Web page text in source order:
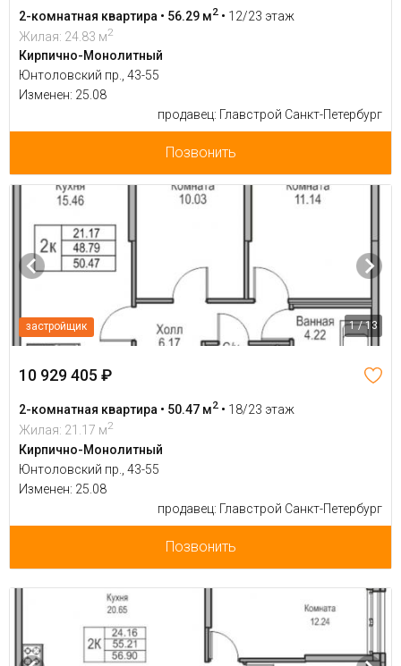
2-комнатная квартира • 56.29 м2 • 12/23 этаж
Жилая: 24.83 м2
Кирпично-Монолитный
Юнтоловский пр., 43-55
Изменен: 25.08
продавец: Главстрой Санкт-Петербург
Позвонить
застройщик 1 / 13
10 929 405 ₽
2-комнатная квартира • 50.47 м2 • 18/23 этаж
Жилая: 21.17 м2
Кирпично-Монолитный
Юнтоловский пр., 43-55
Изменен: 25.08
продавец: Главстрой Санкт-Петербург
Позвонить